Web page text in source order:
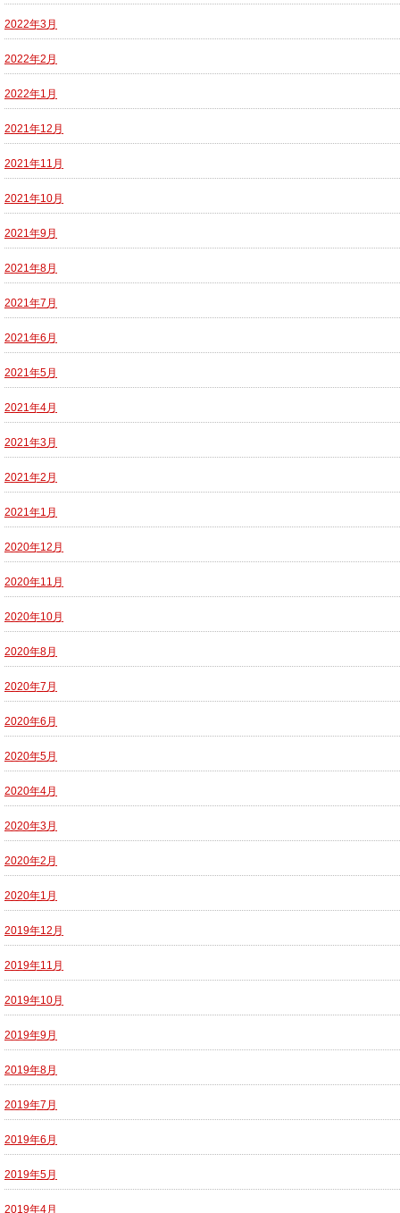
2022年3月
2022年2月
2022年1月
2021年12月
2021年11月
2021年10月
2021年9月
2021年8月
2021年7月
2021年6月
2021年5月
2021年4月
2021年3月
2021年2月
2021年1月
2020年12月
2020年11月
2020年10月
2020年8月
2020年7月
2020年6月
2020年5月
2020年4月
2020年3月
2020年2月
2020年1月
2019年12月
2019年11月
2019年10月
2019年9月
2019年8月
2019年7月
2019年6月
2019年5月
2019年4月